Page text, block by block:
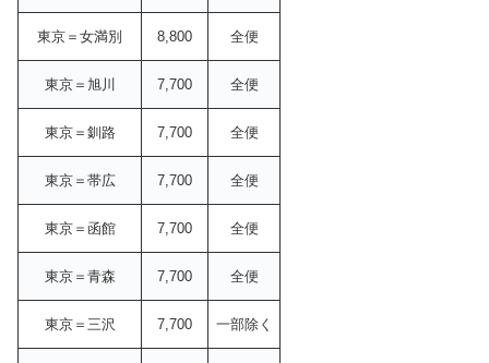
東京＝女満別 8,800 全便
東京＝旭川 7,700 全便
東京＝釧路 7,700 全便
東京＝帯広 7,700 全便
東京＝函館 7,700 全便
東京＝青森 7,700 全便
東京＝三沢 7,700 一部除く